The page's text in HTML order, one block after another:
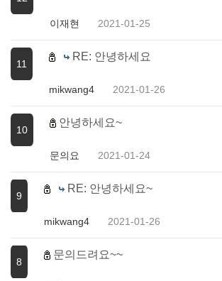
이재현 2021-01-25
11
RE: 안녕하세요
mikwang4 2021-01-26
10
안녕하세요~
문의요 2021-01-24
9
RE: 안녕하세요~
mikwang4 2021-01-26
8
문의드려요~~